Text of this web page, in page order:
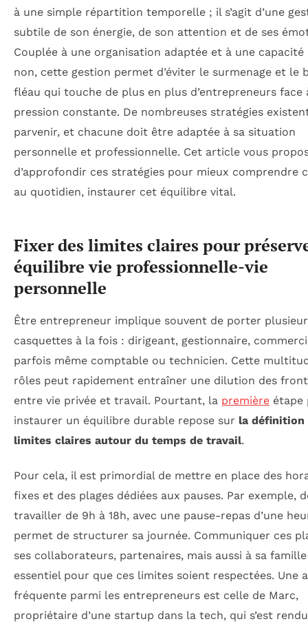
à une simple répartition temporelle ; il s’agit d’une
subtile de son énergie, de son attention et de ses
Couplée à une organisation adaptée et à une capacité
non, cette gestion permet d’éviter le surmenage et le
fléau qui touche de plus en plus d’entrepreneurs face
pression constante. De nombreuses stratégies
parvenir, et chacune doit être adaptée à sa situation
personnelle et professionnelle. Cet article vous
d’approfondir ces stratégies pour mieux comprendre
au quotidien, instaurer cet équilibre vital.
Fixer des limites claires pour
équilibre vie professionnelle-vie
personnelle
Être entrepreneur implique souvent de porter
casquettes à la fois : dirigeant, gestionnaire,
parfois même comptable ou technicien. Cette
rôles peut rapidement entraîner une dilution des
entre vie privée et travail. Pourtant, la première étape
instaurer un équilibre durable repose sur la définition
limites claires autour du temps de travail.
Pour cela, il est primordial de mettre en place des
fixes et des plages dédiées aux pauses. Par exemple,
travailler de 9h à 18h, avec une pause-repas d’une
permet de structurer sa journée. Communiquer ces
ses collaborateurs, partenaires, mais aussi à sa
essentiel pour que ces limites soient respectées. Une
fréquente parmi les entrepreneurs est celle de Marc,
propriétaire d’une startup dans la tech, qui s’est